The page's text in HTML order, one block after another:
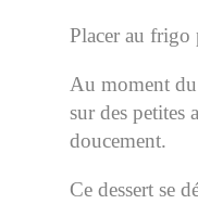
Placer au frigo
Au moment
sur des petites
doucement.
Ce dessert se